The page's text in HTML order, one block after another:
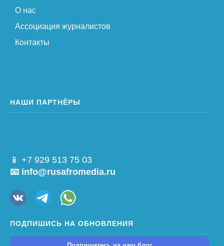
О нас
Ассоциация журналистов
Контакты
НАШИ ПАРТНЁРЫ
📱 +7 929 513 75 03
📧 info@rusafromedia.ru
ПОДПИШИСЬ НА ОБНОВЛЕНИЯ